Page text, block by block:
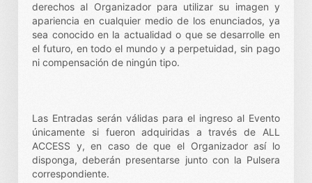
derechos al Organizador para utilizar su imagen y
apariencia en cualquier medio de los enunciados, ya
sea conocido en la actualidad o que se desarrolle en
el futuro, en todo el mundo y a perpetuidad, sin pago
ni compensación de ningún tipo.
Las Entradas serán válidas para el ingreso al Evento
únicamente si fueron adquiridas a través de ALL
ACCESS y, en caso de que el Organizador así lo
disponga, deberán presentarse junto con la Pulsera
correspondiente.